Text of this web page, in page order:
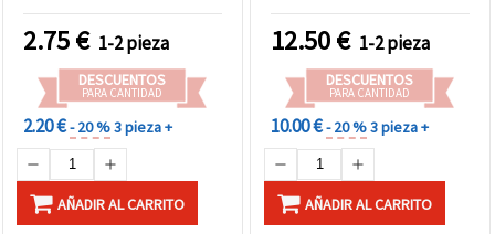
2.75€ 1-2 pieza
DESCUENTOS
PARA CANTIDAD
2.20 €- 20 %3 pieza +
AÑADIR AL CARRITO
12.50€ 1-2 pieza
DESCUENTOS
PARA CANTIDAD
10.00 €- 20 %3 pieza +
AÑADIR AL CARRITO